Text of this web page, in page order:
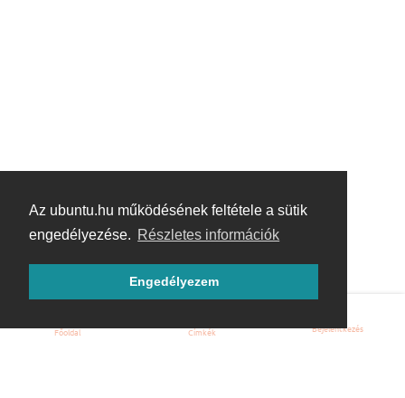
Az ubuntu.hu működésének feltétele a sütik
engedélyezése. Részletes információk
Engedélyezem
Főoldal Címkék Bejelentkezés